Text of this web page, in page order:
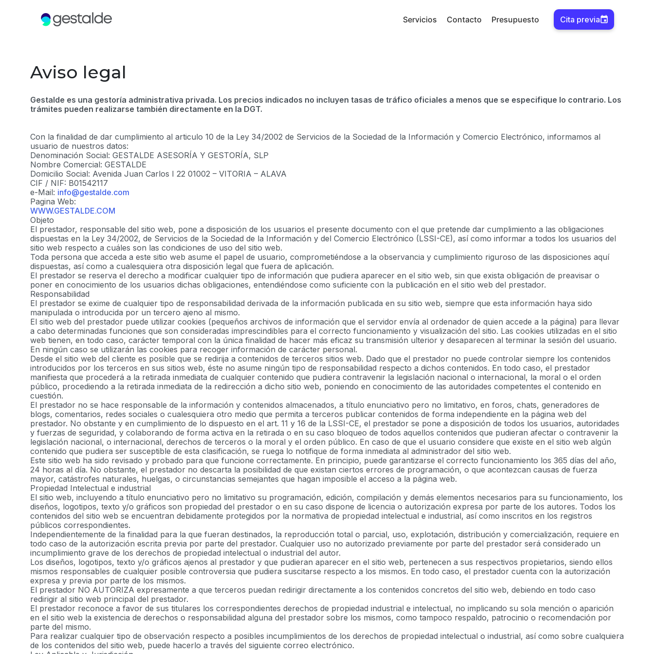
Servicios Contacto Presupuesto Cita previa
Aviso legal
Gestalde es una gestoría administrativa privada. Los precios indicados no incluyen tasas de tráfico oficiales a menos que se especifique lo contrario. Los
trámites pueden realizarse también directamente en la DGT.
Con la finalidad de dar cumplimiento al articulo 10 de la Ley 34/2002 de Servicios de la Sociedad de la Información y Comercio Electrónico, informamos al
usuario de nuestros datos:
Denominación Social: GESTALDE ASESORÍA Y GESTORÍA, SLP
Nombre Comercial: GESTALDE
Domicilio Social: Avenida Juan Carlos I 22 01002 – VITORIA – ALAVA
CIF / NIF: B01542117
e-Mail: info@gestalde.com
Pagina Web:
WWW.GESTALDE.COM
Objeto
El prestador, responsable del sitio web, pone a disposición de los usuarios el presente documento con el que pretende dar cumplimiento a las obligaciones
dispuestas en la Ley 34/2002, de Servicios de la Sociedad de la Información y del Comercio Electrónico (LSSI-CE), así como informar a todos los usuarios del
sitio web respecto a cuáles son las condiciones de uso del sitio web.
Toda persona que acceda a este sitio web asume el papel de usuario, comprometiéndose a la observancia y cumplimiento riguroso de las disposiciones aquí
dispuestas, así como a cualesquiera otra disposición legal que fuera de aplicación.
El prestador se reserva el derecho a modificar cualquier tipo de información que pudiera aparecer en el sitio web, sin que exista obligación de preavisar o
poner en conocimiento de los usuarios dichas obligaciones, entendiéndose como suficiente con la publicación en el sitio web del prestador.
Responsabilidad
El prestador se exime de cualquier tipo de responsabilidad derivada de la información publicada en su sitio web, siempre que esta información haya sido
manipulada o introducida por un tercero ajeno al mismo.
El sitio web del prestador puede utilizar cookies (pequeños archivos de información que el servidor envía al ordenador de quien accede a la página) para llevar
a cabo determinadas funciones que son consideradas imprescindibles para el correcto funcionamiento y visualización del sitio. Las cookies utilizadas en el sitio
web tienen, en todo caso, carácter temporal con la única finalidad de hacer más eficaz su transmisión ulterior y desaparecen al terminar la sesión del usuario.
En ningún caso se utilizarán las cookies para recoger información de carácter personal.
Desde el sitio web del cliente es posible que se redirija a contenidos de terceros sitios web. Dado que el prestador no puede controlar siempre los contenidos
introducidos por los terceros en sus sitios web, éste no asume ningún tipo de responsabilidad respecto a dichos contenidos. En todo caso, el prestador
manifiesta que procederá a la retirada inmediata de cualquier contenido que pudiera contravenir la legislación nacional o internacional, la moral o el orden
público, procediendo a la retirada inmediata de la redirección a dicho sitio web, poniendo en conocimiento de las autoridades competentes el contenido en
cuestión.
El prestador no se hace responsable de la información y contenidos almacenados, a título enunciativo pero no limitativo, en foros, chats, generadores de
blogs, comentarios, redes sociales o cualesquiera otro medio que permita a terceros publicar contenidos de forma independiente en la página web del
prestador. No obstante y en cumplimiento de lo dispuesto en el art. 11 y 16 de la LSSI-CE, el prestador se pone a disposición de todos los usuarios, autoridades
y fuerzas de seguridad, y colaborando de forma activa en la retirada o en su caso bloqueo de todos aquellos contenidos que pudieran afectar o contravenir la
legislación nacional, o internacional, derechos de terceros o la moral y el orden público. En caso de que el usuario considere que existe en el sitio web algún
contenido que pudiera ser susceptible de esta clasificación, se ruega lo notifique de forma inmediata al administrador del sitio web.
Este sitio web ha sido revisado y probado para que funcione correctamente. En principio, puede garantizarse el correcto funcionamiento los 365 días del año,
24 horas al día. No obstante, el prestador no descarta la posibilidad de que existan ciertos errores de programación, o que acontezcan causas de fuerza
mayor, catástrofes naturales, huelgas, o circunstancias semejantes que hagan imposible el acceso a la página web.
Propiedad Intelectual e industrial
El sitio web, incluyendo a título enunciativo pero no limitativo su programación, edición, compilación y demás elementos necesarios para su funcionamiento, los
diseños, logotipos, texto y/o gráficos son propiedad del prestador o en su caso dispone de licencia o autorización expresa por parte de los autores. Todos los
contenidos del sitio web se encuentran debidamente protegidos por la normativa de propiedad intelectual e industrial, así como inscritos en los registros
públicos correspondientes.
Independientemente de la finalidad para la que fueran destinados, la reproducción total o parcial, uso, explotación, distribución y comercialización, requiere en
todo caso de la autorización escrita previa por parte del prestador. Cualquier uso no autorizado previamente por parte del prestador será considerado un
incumplimiento grave de los derechos de propiedad intelectual o industrial del autor.
Los diseños, logotipos, texto y/o gráficos ajenos al prestador y que pudieran aparecer en el sitio web, pertenecen a sus respectivos propietarios, siendo ellos
mismos responsables de cualquier posible controversia que pudiera suscitarse respecto a los mismos. En todo caso, el prestador cuenta con la autorización
expresa y previa por parte de los mismos.
El prestador NO AUTORIZA expresamente a que terceros puedan redirigir directamente a los contenidos concretos del sitio web, debiendo en todo caso
redirigir al sitio web principal del prestador.
El prestador reconoce a favor de sus titulares los correspondientes derechos de propiedad industrial e intelectual, no implicando su sola mención o aparición
en el sitio web la existencia de derechos o responsabilidad alguna del prestador sobre los mismos, como tampoco respaldo, patrocinio o recomendación por
parte del mismo.
Para realizar cualquier tipo de observación respecto a posibles incumplimientos de los derechos de propiedad intelectual o industrial, así como sobre cualquiera
de los contenidos del sitio web, puede hacerlo a través del siguiente correo electrónico.